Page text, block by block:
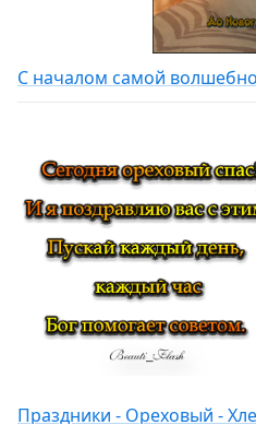
С началом самой
Праздники - Ореховый -